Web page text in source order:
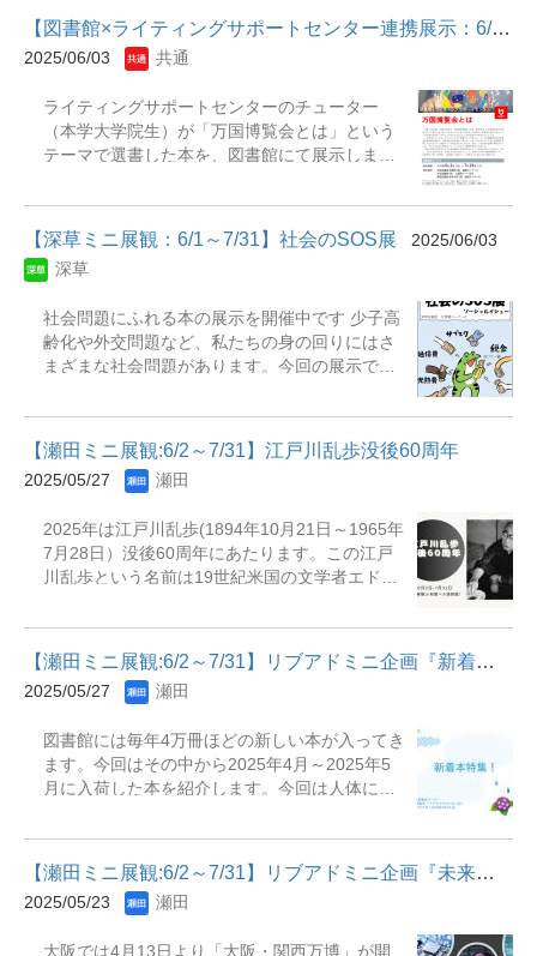
学と四つの問い・生成AI : ...
のかを知っていただきたいと思います。
【図書館×ライティングサポートセンター連携展示：6/2-7/29】万国...
2025/06/03 共通
ライティングサポートセンターのチューター
（本学大学院生）が「万国博覧会とは」という
テーマで選書した本を、図書館にて展示しま
さい。 ▼図書館✕ライティングサポートセンタ
ー連携展示 「万国博覧会とは」 【展示期間・場
所】 期間： 2025年6月2日（月）～2025年7月
29日（火）場所： ●深草図書館 和顔館2階 展
ゲート付近 ●瀬田図書館 本館地下1階
展観コーナーB 【主な展示資料】 ◆『博覧会の
政治学 : まなざしの近代』 吉見俊哉著 中央公
代』 高橋千晶, 前川志織編著 青弓社 2016年
【展観の目的】 今年（2025年）の4月13日か
ら、日本国際博覧会（大阪・関西万博）が大阪
市の夢洲で開催されています。もう行ってきた
ぶ大イベントではあるものの、個々人でいろい
ろと思うところがあるのではないでしょう
か。 この万博については、すでにいろいろと
能登半島地震が重なり、万博中止の声があがり
ました。メキシコやエストニ...
【深草ミニ展観：6/1～7/31】社会のSOS展
2025/06/03
深草
社会問題にふれる本の展示を開催中です 少子高
齢化や外交問題など、私たちの身の回りにはさ
まざまな社会問題があります。今回の展示で
ャンルを問わず幅広く集めました。 SNSやデジ
タルメディアの普及により、情報があふれる現
代。何が正しい情報なのかを見極めることも、
大きな課題のひとつです。 まずは本を手に取っ
な気づきや視点がきっと見つかるはずです。 展
示期間：2025年6月1日(日)～2025年7月31日
(木) 場 所：深草図書館1階 展観スペース
葉 : 人"財"って誰のことですか?』 神戸郁人著.
-- 朝日新聞出版, 2024『選択的夫婦別姓 : これ
からの結婚のために考える、名前の問題』 寺
原真希子, 三浦徹也著. -- 岩波書店, 2024『芸能
革』 森崎めぐみ著. -- 岩波書店, 2024『年収
443万円 : 安すぎる国の絶望的な生活』 小林美
希著. -- 講談社, 2022『自民党はなぜここまで壊
図で見る最新世界情勢』 パスカル・ボニファ
ス, ユベ...
【瀬田ミニ展観:6/2～7/31】江戸川乱歩没後60周年
2025/05/27 瀬田
2025年は江戸川乱歩(1894年10月21日～1965年
7月28日）没後60周年にあたります。この江戸
川乱歩という名前は19世紀米国の文学者エドガ
1923（大正12）年に『二銭銅貨』を発表しその
後生涯で130の作品を発表して日本の近代的な
探偵小説の基礎をつくった江戸川乱歩。
1936（昭和11）年頃には初めての少年ものであ
支持を受けるようになりました。1947（昭和
22）年日本推理作家協会の前進である「探偵作
家クラブ」を立ち上げ、1954（昭和29）年には
設されました。この賞はこれまでに西村京太
郎、森村誠一、東野圭吾などの推理小説作家の
方が受賞していて推理小説作家の登竜門となっ
ています。この機会に江戸川乱歩の作品にふれ
【瀬田ミニ展観:6/2～7/31】リブアドミニ企画『新着本特集！』
2025/05/27 瀬田
図書館には毎年4万冊ほどの新しい本が入ってき
ます。今回はその中から2025年4月～2025年5
月に入荷した本を紹介します。今回は人体に関
しい生活の疲れが出てくるこの時期に是非一度
手に取って読んでみてください。 ※リブアドと
は瀬田図書館ライブラリーアドバイザーの略で
図書館で１年業務経験を積んだ学生アシスタン
【瀬田ミニ展観:6/2～7/31】リブアドミニ企画『未来を切り開く新...
2025/05/23 瀬田
大阪では4月13日より「大阪・関西万博」が開